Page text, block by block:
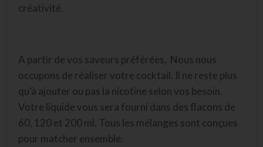
créativité.
A partir de vos saveurs préférées, Nous nous
occupons de réaliser votre cocktail. Il ne reste plus
qu’à ajouter ou pas la nicotine selon vos besoin.
Votre liquide vous sera fourni dans des flacons de
60, 120 et 200 ml. Tous les mélanges sont conçues
pour matcher ensemble.